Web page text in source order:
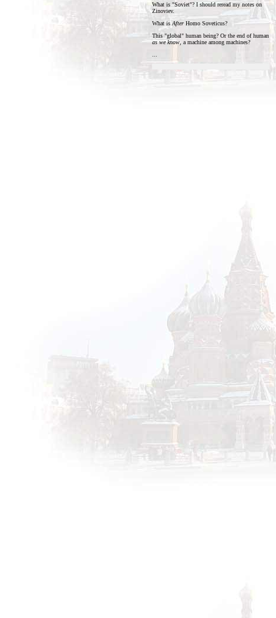
What is "Soviet"? I should reread my notes on
Zinoviev.
What isAfter Homo Soveticus?
This "global" human being? Or the end of human
as we know , a machine among machines?